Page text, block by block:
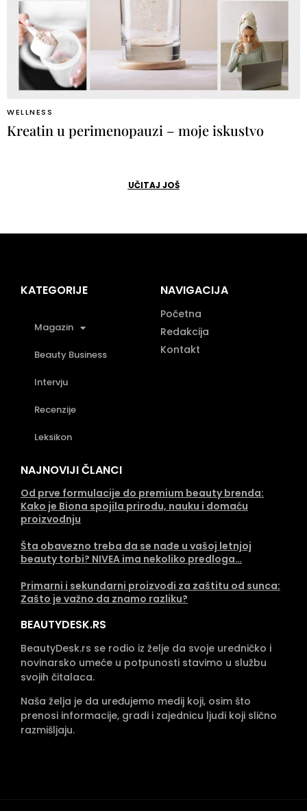
WELLNESS
Kreatin u perimenopauzi – moje iskustvo
UČITAJ JOŠ
KATEGORIJE
Magazin
Beauty Business
Intervju
Recenzije
Leksikon
NAVIGACIJA
Početna
Redakcija
Kontakt
NAJNOVIJI ČLANCI
Od prve formulacije do premium beauty brenda:
Kako je Biona spojila prirodu, nauku i domaću
proizvodnju
Šta obavezno treba da se nađe u vašoj letnjoj
beauty torbi? NIVEA ima nekoliko predloga…
Primarni i sekundarni proizvodi za zaštitu od sunca:
Zašto je važno da znamo razliku?
BEAUTYDESK.RS
BeautyDesk.rs se rodio iz želje da svoje uredničko i
novinarsko umeće u potpunosti stavimo u službu
svojih čitalaca.
Naša želja je da uređujemo medij koji, osim što
prenosi informacije, gradi i zajednicu ljudi koji slično
razmišljaju.